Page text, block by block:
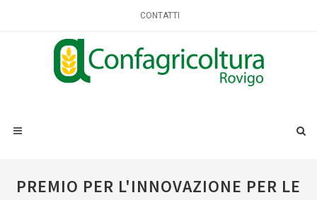
CONTATTI
PREMIO PER L'INNOVAZIONE PER LE